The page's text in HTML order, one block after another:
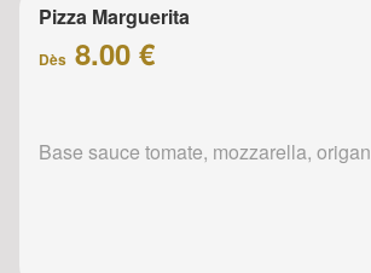
Pizza Marguerita
Dès 8.00 €
Base sauce tomate, mozzarella, origan